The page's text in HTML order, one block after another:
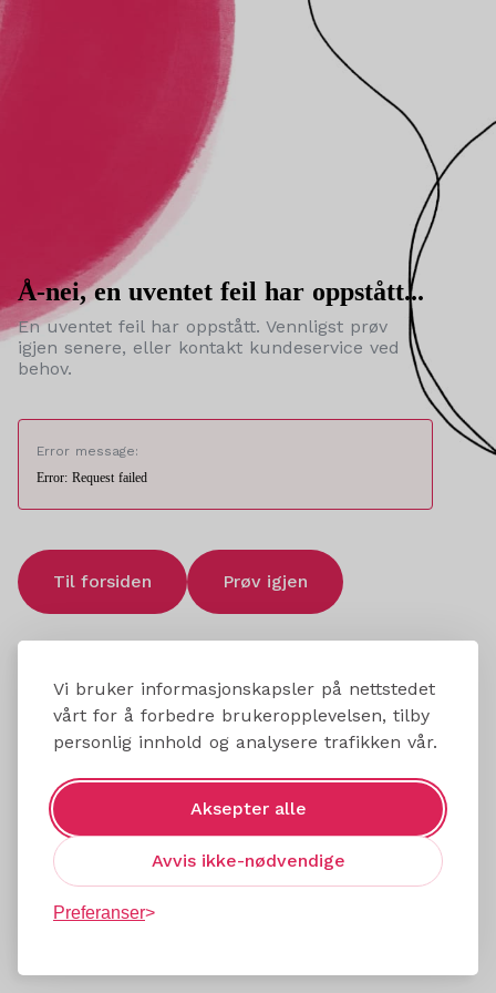
Vi bruker informasjonskapsler på nettstedet
vårt for å forbedre brukeropplevelsen, tilby
personlig innhold og analysere trafikken vår.
Aksepter alle
Avvis ikke-nødvendige
Preferanser
Å-nei, en uventet feil har oppstått...
En uventet feil har oppstått. Vennligst prøv
igjen senere, eller kontakt kundeservice ved
behov.
Error message:
Error: Request failed
Til forsiden Prøv igjen